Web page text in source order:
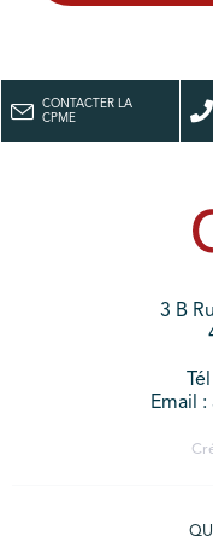
CONTACTER LA
CPME
3 B
Email